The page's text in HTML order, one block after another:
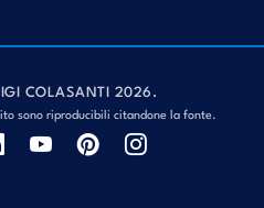
COLASANTI 2026.
sono riproducibili citandone la fonte.